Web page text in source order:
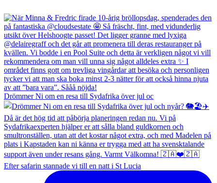
Drömmer Ni om en resa till Sydafrika över jul oc
Efter safarin stannade vi till en natt i St Lucia